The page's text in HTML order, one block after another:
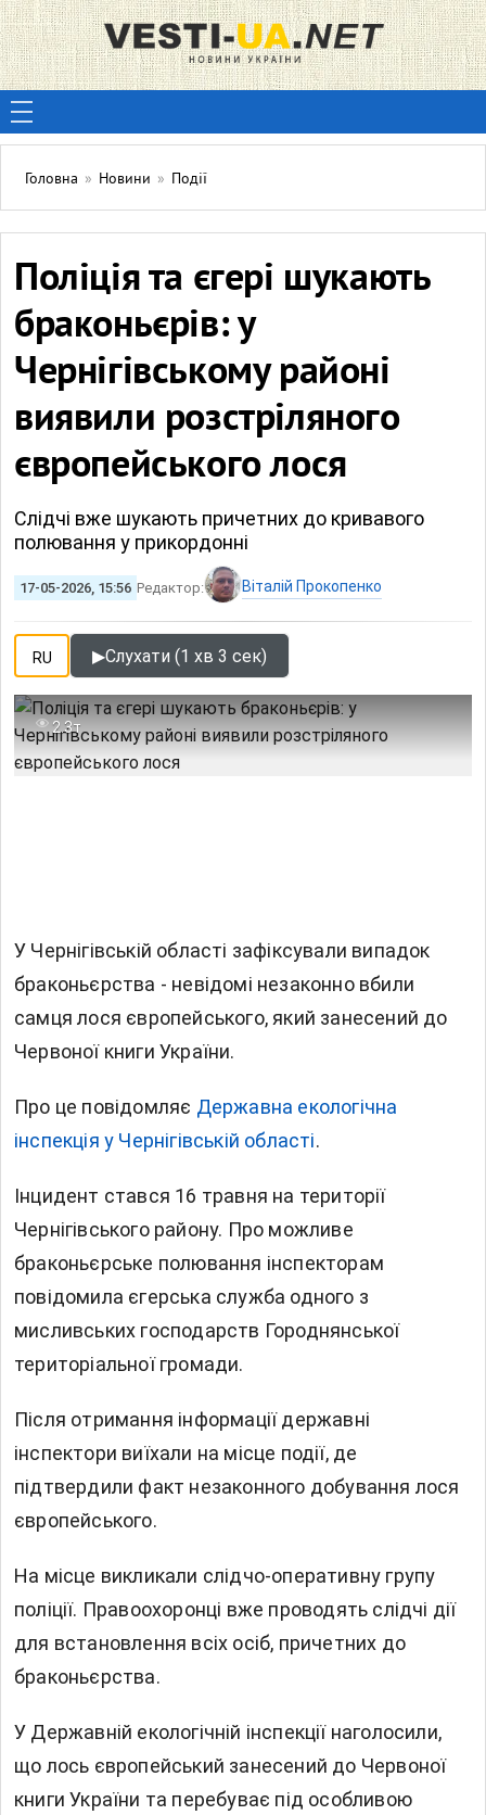
Головна » Новини » Події
Поліція та єгері шукають
браконьєрів: у
Чернігівському районі
виявили розстріляного
європейського лося
Слідчі вже шукають причетних до кривавого
полювання у прикордонні
17-05-2026, 15:56 Редактор: Віталій Прокопенко
RU ▶Слухати (1 хв 3 сек)
2.3т
У Чернігівській області зафіксували випадок
браконьєрства - невідомі незаконно вбили
самця лося європейського, який занесений до
Червоної книги України.
Про це повідомляє Державна екологічна
інспекція у Чернігівській області.
Інцидент стався 16 травня на території
Чернігівського району. Про можливе
браконьєрське полювання інспекторам
повідомила єгерська служба одного з
мисливських господарств Городнянської
територіальної громади.
Після отримання інформації державні
інспектори виїхали на місце події, де
підтвердили факт незаконного добування лося
європейського.
На місце викликали слідчо-оперативну групу
поліції. Правоохоронці вже проводять слідчі дії
для встановлення всіх осіб, причетних до
браконьєрства.
У Державній екологічній інспекції наголосили,
що лось європейський занесений до Червоної
книги України та перебуває під особливою